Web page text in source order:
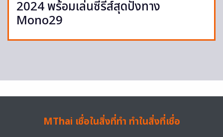
2024 พร้อมเล่นซีรีส์สุดปังทาง
Mono29
MThai เชื่อในสิ่งที่ทำ ทำในสิ่งที่เชื่อ